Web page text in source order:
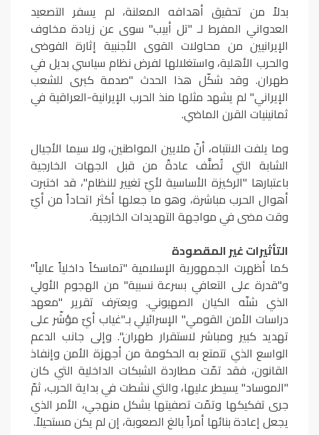
بدلاً من تحقيق أهدافه المعلنة، لم يسفر التصعيد
العدواني المفرط لـ "تل أبيب" سوى عن زيادة مخاوف
الإيرانيين من محاولات القوى الأجنبية إثارة الفوضى
والحرب الأهلية، واستغلالها لفرض نظام سياسي بديل في
طهران. وقد شكّل هذا الحدث "صدمة كبرى للشعب
الإيراني" لم يشهد مثلها منذ الحرب الإيرانية-العراقية في
ثمانينيات القرن الماضي.
وما يلفت الانتباه، أنّ ملايين المواطنين، ولا سيما الأجيال
الشابة التي تُصنَّف عادةً من قبل الجهات الخارجية
باعتبارها "الركيزة الأساسية لأيّ تغيير للنظام"، قد اختبرت
أهوال الحرب مباشرة، وهو ما جعلها أكثر اتحاداً من أيّ
وقت مضى في مواجهة التهديدات الخارجية.
التأثيرات غير المقصودة
كما أظهرت الجمهورية الإسلامية "تماسكاً داخلياً عالياً"
و"قدرة على التعافي بسرعة نسبية" من الهجوم الأولي
الذي شنّه الكيان الصهيوني. ويعترف تقرير "معهد
دراسات الأمن القومي" الإسرائيلي بـ"غياب أيّ مؤشّر على
تهديد كبير ومباشر لاستقرار طهران". وإلى جانب الدعم
الواسع الذي تتمتع به الحكومة من أجهزة الأمن وإنفاذ
القانون، فقد تمّت مطاردة الشبكات الداخلية التي كان
"الموساد" يسيطر عليها، والتي نشطت في بداية الحرب، ثمّ
جرى تفكيكها وتمّت تصفيتها بشكل منهجي، الأمر الذي
يجعل إعادة بنائها أمراً بالغ الصعوبة، إن لم يكن مستحيلاً.